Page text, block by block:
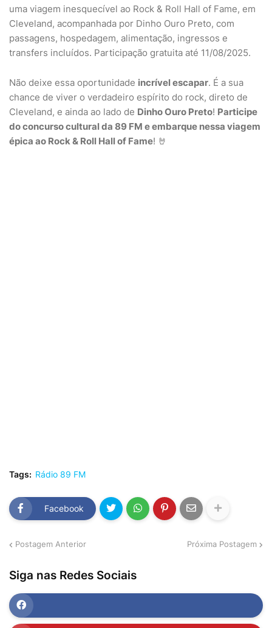
uma viagem inesquecível ao Rock & Roll Hall of Fame, em
Cleveland, acompanhada por Dinho Ouro Preto, com
passagens, hospedagem, alimentação, ingressos e
transfers incluídos. Participação gratuita até 11/08/2025.
Não deixe essa oportunidade incrível escapar. É a sua
chance de viver o verdadeiro espírito do rock, direto de
Cleveland, e ainda ao lado de Dinho Ouro Preto! Participe
do concurso cultural da 89 FM e embarque nessa viagem
épica ao Rock & Roll Hall of Fame! 🤘
Tags: Rádio 89 FM
Facebook
Postagem Anterior Próxima Postagem
Siga nas Redes Sociais